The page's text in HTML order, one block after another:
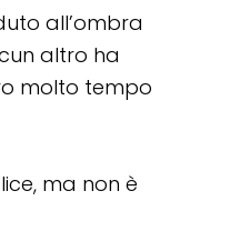
all’ombra
altro ha
molto tempo
ma non è